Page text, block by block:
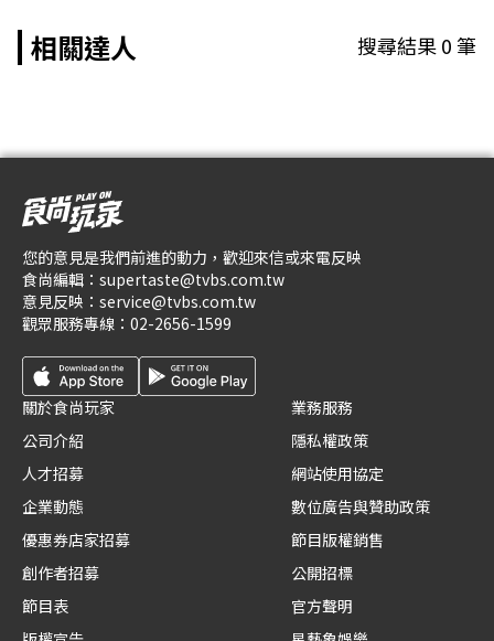
相關達人 搜尋結果0筆
您的意見是我們前進的動力，歡迎來信或來電反映
食尚編輯： supertaste@tvbs.com.tw
意見反映： service@tvbs.com.tw
觀眾服務專線： 02-2656-1599
關於食尚玩家
公司介紹
人才招募
企業動態
優惠券店家招募
創作者招募
節目表
業務服務
隱私權政策
網站使用協定
數位廣告與贊助政策
節目版權銷售
公開招標
官方聲明